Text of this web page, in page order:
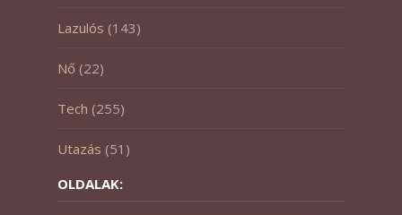
Lazulós (143)
Nő (22)
Tech (255)
Utazás (51)
OLDALAK: